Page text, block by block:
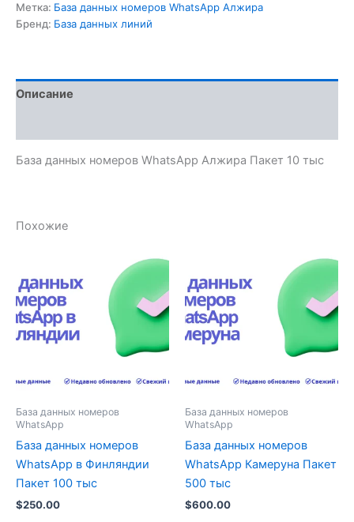
Метка: База данных номеров WhatsApp Алжира
Бренд: База данных линий
Описание
База данных номеров WhatsApp Алжира Пакет 10 тыс
Похожие
База данных номеров
WhatsApp
База данных номеров
WhatsApp в Финляндии
Пакет 100 тыс
$250.00
База данных номеров
WhatsApp
База данных номеров
WhatsApp Камеруна Пакет
500 тыс
$600.00